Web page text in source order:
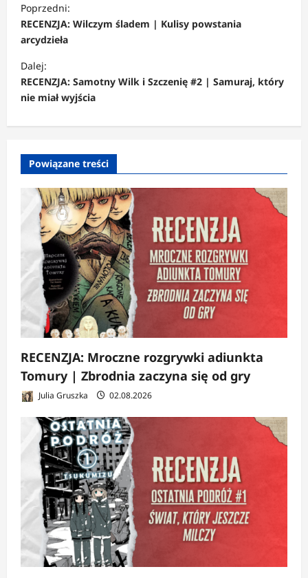
o
b
a
c
z
w
i
Poprzedni:
RECENZJA: Wilczym śladem | Kulisy powstania
arcydzieła
Dalej:
RECENZJA: Samotny Wilk i Szczenię #2 | Samuraj, który
nie miał wyjścia
Powiązane treści
RECENZJA: Mroczne rozgrywki adiunkta
Tomury | Zbrodnia zaczyna się od gry
Julia Gruszka 02.08.2026